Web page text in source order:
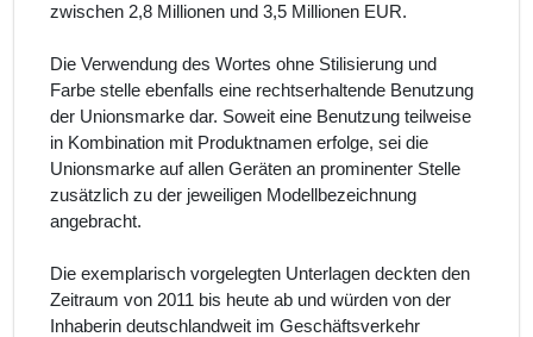
zwischen 2,8 Millionen und 3,5 Millionen EUR.
Die Verwendung des Wortes ohne Stilisierung und
Farbe stelle ebenfalls eine rechtserhaltende Benutzung
der Unionsmarke dar. Soweit eine Benutzung teilweise
in Kombination mit Produktnamen erfolge, sei die
Unionsmarke auf allen Geräten an prominenter Stelle
zusätzlich zu der jeweiligen Modellbezeichnung
angebracht.
Die exemplarisch vorgelegten Unterlagen deckten den
Zeitraum von 2011 bis heute ab und würden von der
Inhaberin deutschlandweit im Geschäftsverkehr